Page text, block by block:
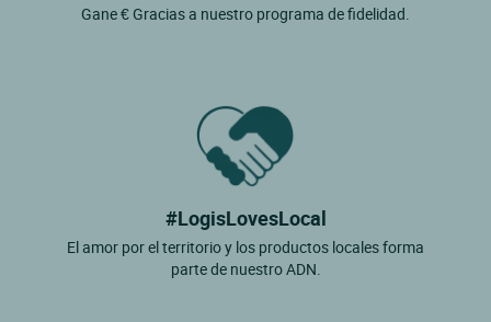
Gane € Gracias a nuestro programa de fidelidad.
#LogisLovesLocal
El amor por el territorio y los productos locales forma
parte de nuestro ADN.